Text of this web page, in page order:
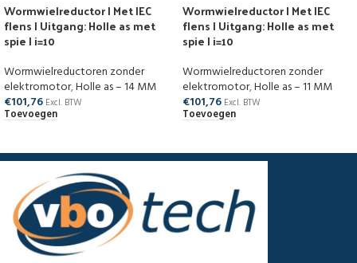
Wormwielreductor | Met IEC
flens | Uitgang: Holle as met
spie | i=10
Wormwielreductoren zonder
elektromotor,Holle as – 14 MM
€101,76 Excl. BTW
Toevoegen
Wormwielreductor | Met IEC
flens | Uitgang: Holle as met
spie | i=10
Wormwielreductoren zonder
elektromotor,Holle as – 11 MM
€101,76 Excl. BTW
Toevoegen